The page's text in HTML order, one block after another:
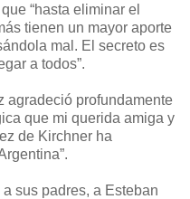
“hasta eliminar el
tienen un mayor aporte
mal. El secreto es
a todos”.
agradeció profundamente
que mi querida amiga y
de Kirchner ha
sus padres, a Esteban